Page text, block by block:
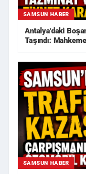
SAMSUN HABER
Antalya'daki
Taşındı:
SAMSUN HABER